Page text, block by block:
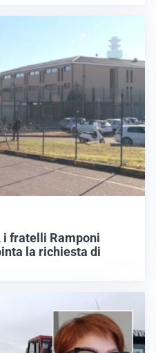
i fratelli Ramponi
la richiesta di